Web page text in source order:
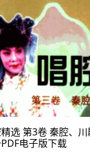
选 第3卷 秦腔、川
电子版下载